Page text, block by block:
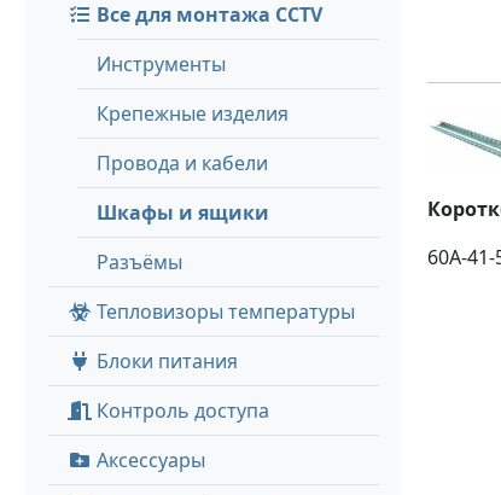
Все для монтажа CCTV
Инструменты
Крепежные изделия
Провода и кабели
Шкафы и ящики
Разъёмы
Тепловизоры температуры
Блоки питания
Контроль доступа
Аксессуары
60A-